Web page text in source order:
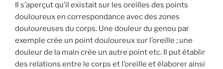
Il s’aperçut qu’il existait sur les oreilles des points
douloureux en correspondance avec des zones
douloureuses du corps. Une douleur du genou par
exemple crée un point douloureux sur l’oreille ; une
douleur de la main crée un autre point etc. Il put établir
des relations entre le corps et l’oreille et élaborer ainsi